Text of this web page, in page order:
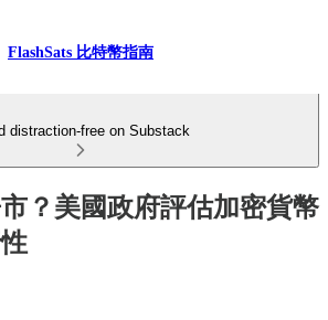
FlashSats 比特幣指南
distraction-free on Substack
？美國政府評估加密貨幣